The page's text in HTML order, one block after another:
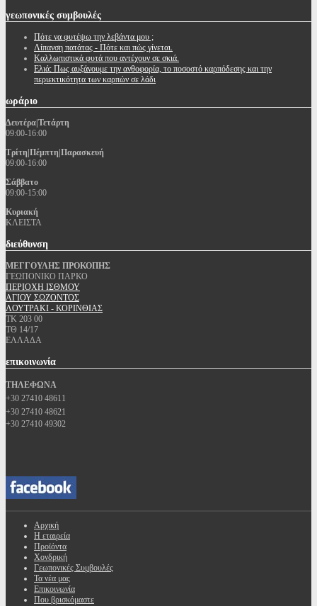
γεωπονικές συμβουλές
Πότε να φυτέψω την λεβάντα μου ;
Λίπανση πατάτας - Πότε και πώς γίνεται.
Καλλωπιστικά φυτά που αντέχουν σε σκιά.
Ελιά: Πως αυξάνουμε την ανθοφορία, το ποσοστό καρπόδεσης και την
περιεκτικότητα των καρπών σε λάδι
ωράριο
Δευτέρα|Τετάρτη
09:00-16:00
Τρίτη|Πέμπτη|Παρασκευή
09:00-16:00
Σάββατο
09:00-15:00
Κυριακή
ΚΛΕΙΣΤΑ
διεύθυνση
ΜΕΓΓΟΥΛΗΣ ΠΡΟΚΟΠΗΣ
ΓΕΩΠΟΝΙΚΟ ΠΑΡΚΟ
ΠΕΡΙΟΧΗ ΙΣΘΜΟΥ
ΑΓΙΟΥ ΣΩΖΟΝΤΟΣ
ΛΟΥΤΡΑΚΙ - ΚΟΡΙΝΘΙΑΣ
ΤΚ 203 00
ΤΘ 14/17
ΕΛΛΑΔΑ
επικοινωνία
ΤΗΛΕΦΩΝΑ
+30 27410 48611
+30 27410 48621
+30 27410 49302
Αρχική
Η εταιρεία
Προϊόντα
Χονδρική
Γεωπονικές Συμβουλές
Τα νέα μας
Επικοινωνία
Που βρισκόμαστε